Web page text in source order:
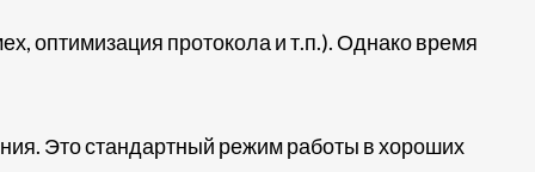
оптимизация протокола и т.п.). Однако время
Это стандартный режим работы в хороших